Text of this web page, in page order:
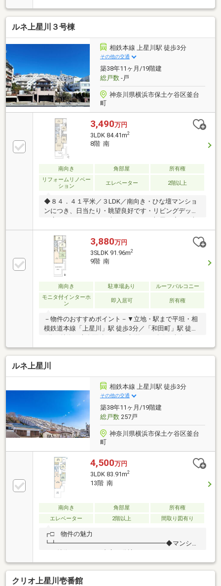
用・各洋室・廊下に収納スペース有▼設備・浄水器・
食洗機・浴室乾燥機▼2023年1月室内リフォーム履歴
【交換】システムキッチン、UB、トイレ、洗面化粧
台、建具【その他】全室クロス・フローリング張替 他
▼周辺環境・スーパーマーケットセルシオ和田町店 徒
歩2分(約140m)・和田公園 徒歩4分(約310m)■ ご希望の
住まい探しをお手伝いします ━━━━━・・・物件の
詳細・ご相談はお気軽にお問い合わせください。
ルネ上星川３号棟
相鉄本線 上星川駅 徒歩3分
その他の交通
築38年11ヶ月/19階建
総戸数-戸
神奈川県横浜市保土ケ谷区釜台
町
3,490万円
3LDK 84.41m2
8階 南
南向き 角部屋
所有権
リフォームリノベー
ション
エレベーター 2階以上
◆８４．４１平米／３LDK／南向き・ひな壇マンショ
ンにつき、日当たり・眺望良好です・リビングデッキ
納があり、お部屋をすっきりとした印象に・家事動線
を意識したウォークスルーキッチン◆リフォーム履歴
有（令和７年６月）・洗面化粧台・トイレ・浴室◆充
実の周辺環境・相鉄線「上星川」駅 徒歩３分・そう
てつローゼン 上星川店 徒歩７分・クリエイトエスデ
ィー 上星川駅前店 徒歩５分・常盤台小学校 徒歩１
２分・保土ケ谷中学校 徒歩６分
3,880万円
3SLDK 91.96m2
9階 南
南向き 駐車場あり
ルーフバルコニー
モニタ付インターホ
ン
即入居可 所有権
－物件のおすすめポイント－▼立地・駅まで平坦・相
模鉄道本線「上星川」駅 徒歩3分／「和田町」駅 徒歩
3SLDK・LDは約14.8帖、南側がルーフバルコニーに面
する間取り・キッチンは家事動線良好な2WAY仕様・
窓付きの約3.1帖サービススペースは、多目的に利用可
能・住戸の独立性を高める玄関ポーチ有・即引渡し可
能(残金精算後)▼周辺環境・スーパー「そうてつロー
ゼン上星川店」 徒歩5分(約350m)■ ご希望の住まい探
しをお手伝いします ━━━━━・・・物件の詳細・ご
相談はお気軽にお問い合わせください。
ルネ上星川
相鉄本線 上星川駅 徒歩3分
その他の交通
築38年11ヶ月/19階建
総戸数257戸
神奈川県横浜市保土ケ谷区釜台
町
4,500万円
3LDK 83.91m2
13階 南
南向き 角部屋
所有権
エレベーター
2階以上 間取り図有り
┏□ 物件の魅力
┗┻━━━━━━━━━━━━━━━━━◆マンショ
すすめの高層マンションです。・最寄り駅は相模鉄道
本線上星川駅から徒歩3分、和田町駅から徒歩14分の
立地◆お部屋の特徴・南西向き、約14.9畳のリビング
クリオ上星川壱番館